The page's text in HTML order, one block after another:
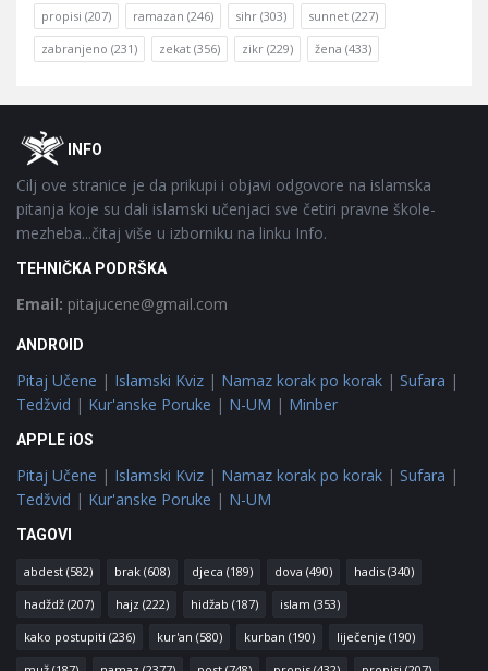
propisi (207) ramazan (246) sihr (303) sunnet (227)
zabranjeno (231) zekat (356) zikr (229) žena (433)
FooterOINFO
Cilj ove stranice je da prikupi i objavi odgovore na islamska
pitanja koje su dali islamski učenjaci sve četiri pravne škole-
mezheba...čitaj više u izborniku na linku Info.
TEHNIČKA PODRŠKA
Email: pitajucene@gmail.com
ANDROID
Pitaj Učene | Islamski Kviz | Namaz korak po korak | Sufara |
Tedžvid | Kur'anske Poruke | N-UM | Minber
APPLE iOS
Pitaj Učene | Islamski Kviz | Namaz korak po korak | Sufara |
Tedžvid | Kur'anske Poruke | N-UM
TAGOVI
abdest (582) brak (608) djeca (189) dova (490) hadis (340)
hadždž (207) hajz (222) hidžab (187) islam (353)
kako postupiti (236) kur'an (580) kurban (190) liječenje (190)